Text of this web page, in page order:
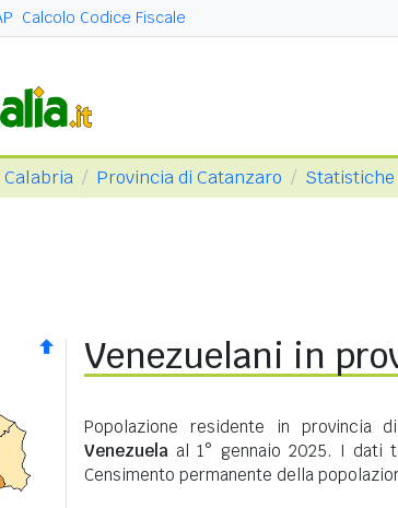
Calcolo Codice Fiscale
Calabria Provincia di Catanzaro Statistiche
Venezuelani in
Popolazione residente in provincia
Venezuela al 1° gennaio 2025. I dati
Censimento permanente della